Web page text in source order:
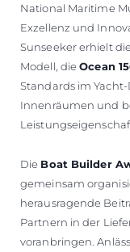
National Maritime
Exzellenz und
Sunseeker erhielt
Modell, dieOcean
Standards im
Innenräumen und
Die Boat Builder
gemeinsam
herausragende
Partnern in der
voranbringen.